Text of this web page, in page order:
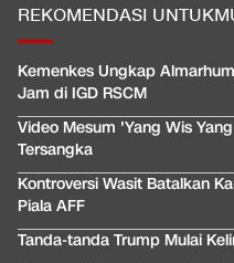
REKOMENDASI
Kemenkes Ungkap
Jam di IGD RSCM
Video Mesum 'Yang Wis
Tersangka
Kontroversi Wasit Batalkan
Piala AFF
Tanda-tanda Trump Mulai